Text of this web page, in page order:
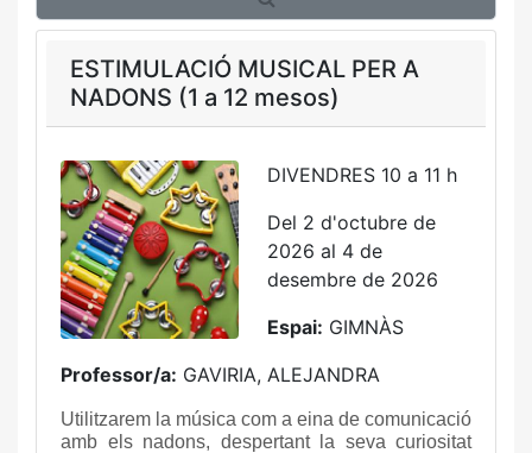
ESTIMULACIÓ MUSICAL PER A
NADONS (1 a 12 mesos)
DIVENDRES 10 a 11 h
Del 2 d'octubre de
2026 al 4 de
desembre de 2026
Espai: GIMNÀS
Professor/a: GAVIRIA, ALEJANDRA
Utilitzarem la música com a eina de comunicació
amb els nadons, despertant la seva curiositat